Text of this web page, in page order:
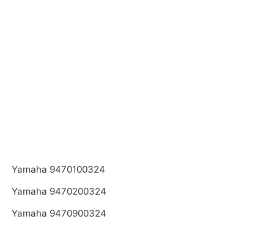
Yamaha 9470100324
Yamaha 9470200324
Yamaha 9470900324